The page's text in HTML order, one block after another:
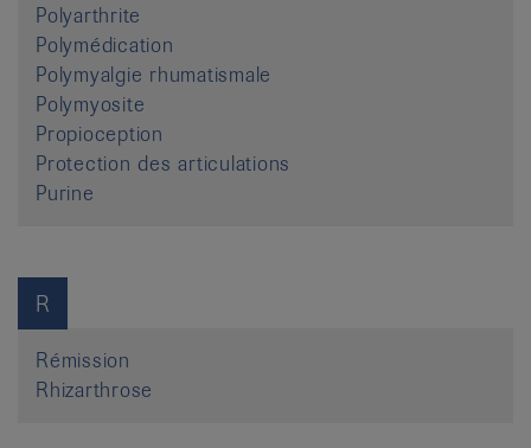
Polyarthrite
Polymédication
Polymyalgie rhumatismale
Polymyosite
Propioception
Protection des articulations
Purine
R
Rémission
Rhizarthrose